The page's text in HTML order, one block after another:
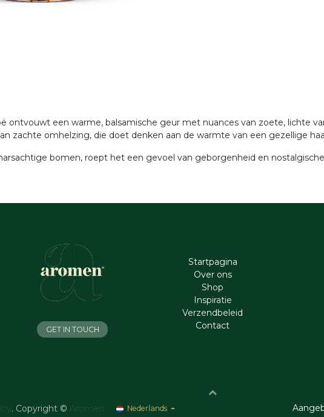
ontvouwt een warme, balsamische geur met nuances van zoete, lichte
zachte omhelzing, die doet denken aan de warmte van een gezellige
bomen, roept het een gevoel van geborgenheid en
Startpagina
Ove​r​ ons
Shop
Inspiratie
Verzendbeleid
Cont​act
GET IN TOUCH
. Copyright © Aromen Nederlands